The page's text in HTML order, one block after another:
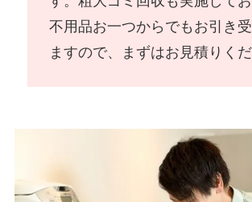
不用品お一つからでもお引き
ますので、まずはお見積りくだ